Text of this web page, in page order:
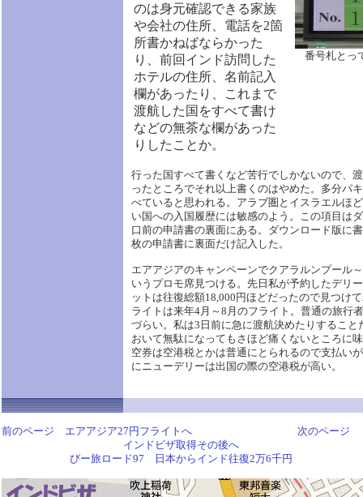
のは身元確認できる家族
や会社の住所、電話を2箇
所書かねばならかった
り、前回インド訪問した
ホテルの住所、名前記入
欄があったり、これまで
渡航した国をすべて書け
などの無茶な欄があった
りしたことか。
番号札とっ
行った国すべて書くなど苦行でしかないので、
ったところでそれ以上書くのはやめた。多分パ
べていると思われる。アラブ圏とイスラエルほ
い国への入国履歴には敏感のよう。この項目は
口前の申請書の裏面にある。ダウンロード版に
枚の申請書に裏面だけ記入した。
エアアジアのキャンペーンでクアラルンプール
いうプロモ席見つける。先日私が予約したデリ
ットは往復総額18,000円ほどだったので見つけ
ライトは来年4月～8月のフライト。普通の旅行
づらい。私は3日前に急に渡航決めたりするこ
おいて無駄になってもさほど痛くないところに
空券は空港税とかは普通にとられるので支払い
にニューデリーは出国の際の空港税が高い。
前のページ エアアジア27円フライトへ
次のページ
インドビザ取得その後へ
びー旅ロード97 日本からインド往復2万6千円